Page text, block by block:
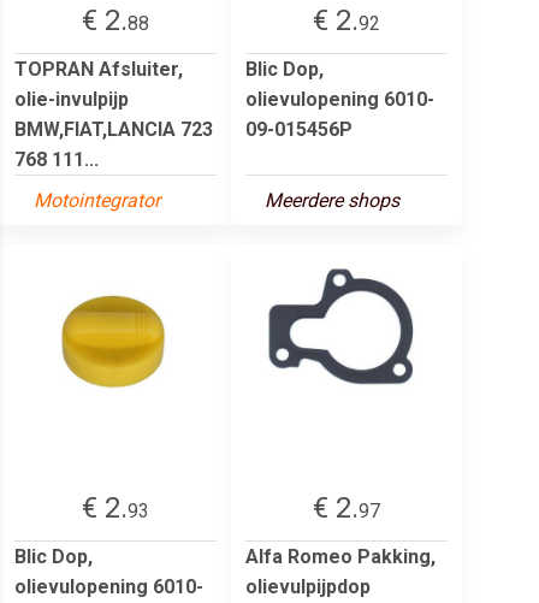
€ 2.88
TOPRAN Afsluiter,
olie-invulpijp
BMW,FIAT,LANCIA 723
768 111...
Motointegrator
€ 2.92
Blic Dop,
olievulopening 6010-
09-015456P
Meerdere shops
€ 2.93
Blic Dop,
olievulopening 6010-
€ 2.97
Alfa Romeo Pakking,
olievulpijpdop